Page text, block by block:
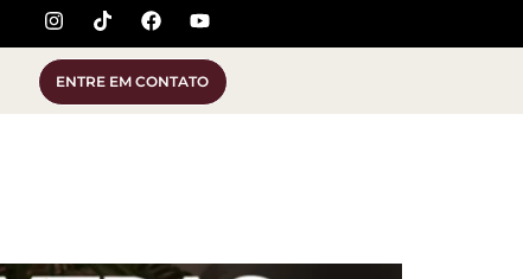
ENTRE EM CONTATO